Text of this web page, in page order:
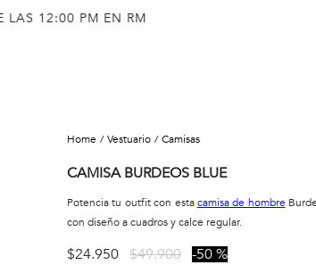
LAS 12:00 PM EN RM
vestuario camisas
CAMISA BURDEOS BLUE
Potencia tu outfit con estacamisa de hombre
con diseño a cuadros y calce regular.
$24.950 $49.900 50 %